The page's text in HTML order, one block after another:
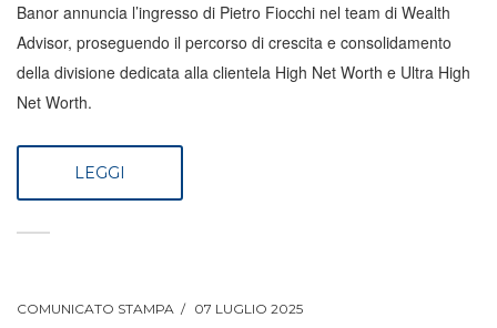
Banor annuncia l’ingresso di Pietro Fiocchi nel team di Wealth
Advisor, proseguendo il percorso di crescita e consolidamento
della divisione dedicata alla clientela High Net Worth e Ultra High
Net Worth.
LEGGI
COMUNICATO STAMPA 07 LUGLIO 2025